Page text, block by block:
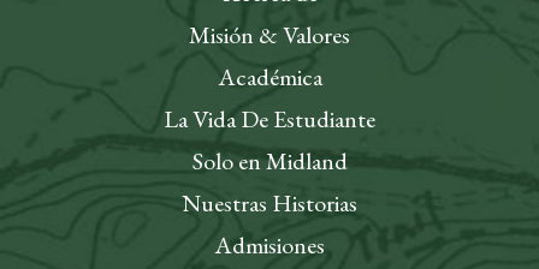
Misión & Valores
Académica
La Vida De Estudiante
Solo en Midland
Nuestras Historias
Admisiones